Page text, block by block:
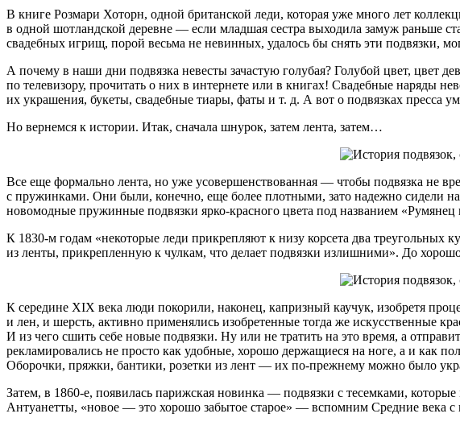
В книге Розмари Хоторн, одной британской леди, которая уже много лет
в одной шотландской деревне — если младшая сестра выходила замуж раньше
свадебных игрищ, порой весьма не невинных, удалось бы снять эти подвязки,
А почему в наши дни подвязка невесты зачастую голубая? Голубой цвет, цвет
по телевизору, прочитать о них в интернете или в книгах! Свадебные наряды
их украшения, букеты, свадебные тиары, фаты и т. д. А вот о подвязках пресса
Но вернемся к истории. Итак, сначала шнурок, затем лента, затем…
Все еще формально лента, но уже усовершенствованная — чтобы подвязка не
с пружинками. Они были, конечно, еще более плотными, зато надежно сидели
новомодные пружинные подвязки ярко-красного цвета под названием
К 1830-м годам «некоторые леди прикрепляют к низу корсета два треугольных
из ленты, прикрепленную к чулкам, что делает подвязки излишними». До
К середине XIX века люди покорили, наконец, капризный каучук, изобретя
и лен, и шерсть, активно применялись изобретенные тогда же искусственные
И из чего сшить себе новые подвязки. Ну или не тратить на это время, а
рекламировались не просто как удобные, хорошо держащиеся на ноге, а и как
Оборочки, пряжки, бантики, розетки из лент — их по-прежнему можно было
Затем, в 1860-е, появилась парижская новинка — подвязки с тесемками,
Антуанетты, «новое — это хорошо забытое старое» — вспомним Средние века